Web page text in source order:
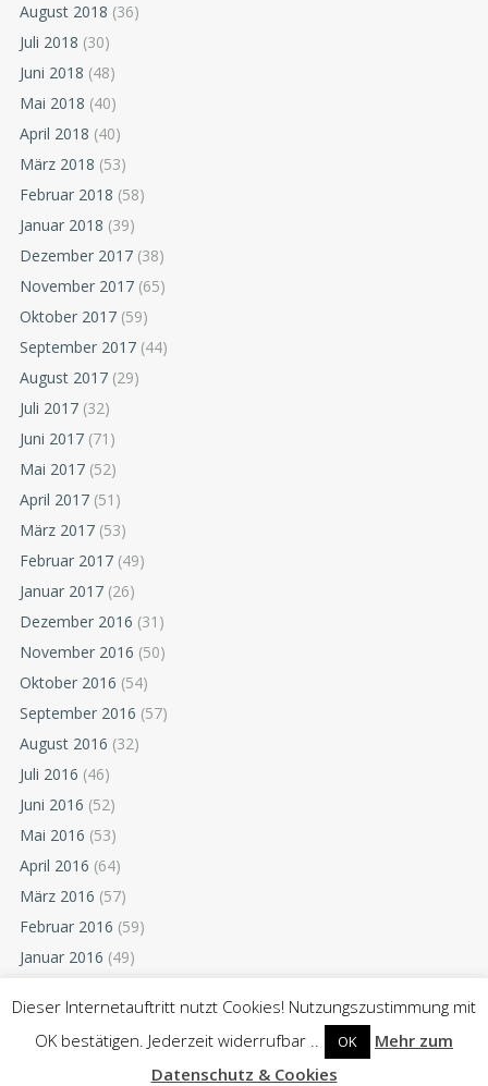
August 2018 (36)
Juli 2018 (30)
Juni 2018 (48)
Mai 2018 (40)
April 2018 (40)
März 2018 (53)
Februar 2018 (58)
Januar 2018 (39)
Dezember 2017 (38)
November 2017 (65)
Oktober 2017 (59)
September 2017 (44)
August 2017 (29)
Juli 2017 (32)
Juni 2017 (71)
Mai 2017 (52)
April 2017 (51)
März 2017 (53)
Februar 2017 (49)
Januar 2017 (26)
Dezember 2016 (31)
November 2016 (50)
Oktober 2016 (54)
September 2016 (57)
August 2016 (32)
Juli 2016 (46)
Juni 2016 (52)
Mai 2016 (53)
April 2016 (64)
März 2016 (57)
Februar 2016 (59)
Januar 2016 (49)
November 2015(55)
Oktober 2015(54)
Dieser Internetauftritt nutzt Cookies! Nutzungszustimmung mit
OK bestätigen. Jederzeit widerrufbar ..
OK
Mehr zum
Datenschutz & Cookies